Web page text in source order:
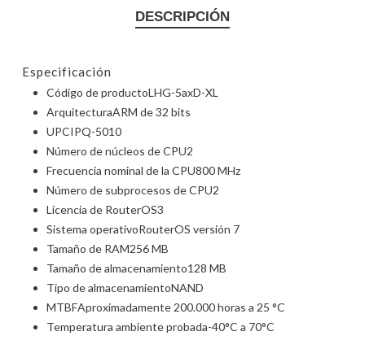
DESCRIPCIÓN
Especificación
Código de productoLHG-5axD-XL
ArquitecturaARM de 32 bits
UPCIPQ-5010
Número de núcleos de CPU2
Frecuencia nominal de la CPU800 MHz
Número de subprocesos de CPU2
Licencia de RouterOS3
Sistema operativoRouterOS versión 7
Tamaño de RAM256 MB
Tamaño de almacenamiento128 MB
Tipo de almacenamientoNAND
MTBFAproximadamente 200.000 horas a 25 °C
Temperatura ambiente probada-40°C a 70°C